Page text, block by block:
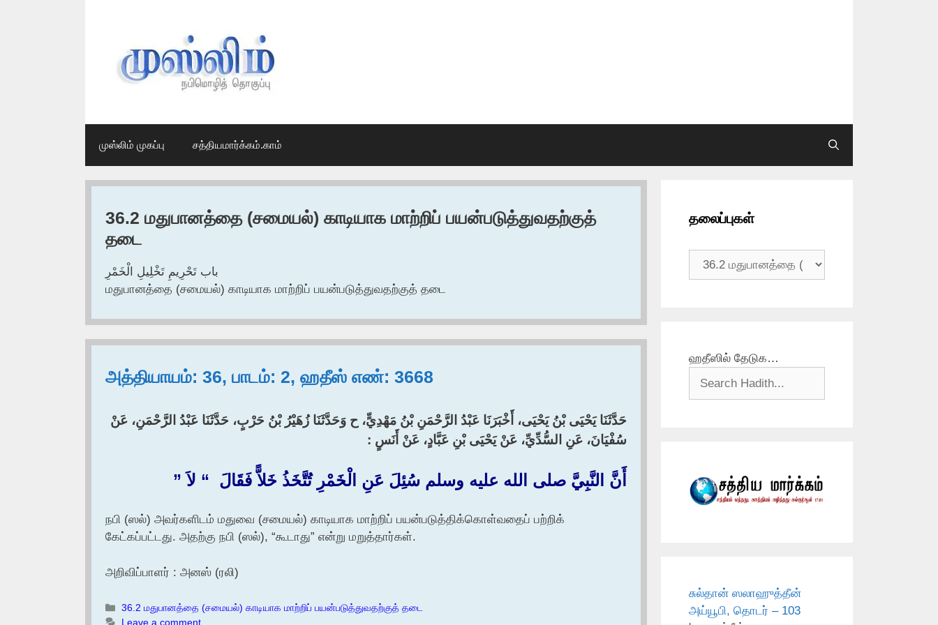
முஸ்லிம் முகப்பு சத்தியமார்க்கம்.காம்
36.2 மதுபானத்தை (சமையல்) காடியாக மாற்றிப் பயன்படுத்துவதற்குத்
தடை
باب تَحْرِيمِ تَخْلِيلِ الْخَمْرِ
மதுபானத்தை (சமையல்) காடியாக மாற்றிப் பயன்படுத்துவதற்குத் தடை
அத்தியாயம்: 36, பாடம்: 2, ஹதீஸ் எண்: 3668
حَدَّثَنَا يَحْيَى بْنُ يَحْيَى، أَخْبَرَنَا عَبْدُ الرَّحْمَنِ بْنُ مَهْدِيٍّ، ح وَحَدَّثَنَا زُهَيْرُ بْنُ حَرْبٍ، حَدَّثَنَا عَبْدُ الرَّحْمَنِ، عَنْ
سُفْيَانَ، عَنِ السُّدِّيِّ، عَنْ يَحْيَى بْنِ عَبَّادٍ، عَنْ أَنَسٍ :‏
أَنَّ النَّبِيَّ صلى الله عليه وسلم سُئِلَ عَنِ الْخَمْرِ تُتَّخَذُ خَلاًّ فَقَالَ ‏ “‏ لاَ ‏”‏
நபி (ஸல்) அவர்களிடம் மதுவை (சமையல்) காடியாக மாற்றிப் பயன்படுத்திக்கொள்வதைப் பற்றிக்
கேட்கப்பட்டது. அதற்கு நபி (ஸல்), “கூடாது” என்று மறுத்தார்கள்.
அறிவிப்பாளர் : அனஸ் (ரலி)
Categories
36.2 மதுபானத்தை (சமையல்) காடியாக மாற்றிப் பயன்படுத்துவதற்குத் தடை
Leave a comment
தலைப்புகள்
தலைப்புகள்
ஹதீஸில் தேடுக…
சுல்தான் ஸலாஹுத்தீன்
அய்யூபி, தொடர் – 103